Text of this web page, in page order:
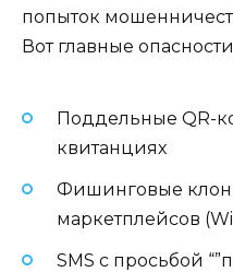
попыток
Вот главные
Поддельные QR-
квитанциях
Фишинговые
маркетплейсов
SMS с просьбой